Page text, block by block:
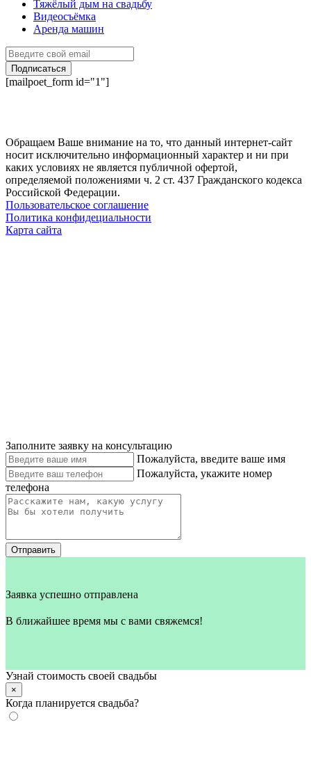
Тяжёлый дым на свадьбу
Видеосъёмка
Аренда машин
Подписаться
[mailpoet_form id="1"]
Обращаем Ваше внимание на то, что данный интернет-сайт
носит исключительно информационный характер и ни при
каких условиях не является публичной офертой,
определяемой положениями ч. 2 ст. 437 Гражданского кодекса
Российской Федерации.
Пользовательское соглашение
Политика конфидециальности
Карта сайта
Заполните заявку на консультацию
Пожалуйста, введите ваше имя
Пожалуйста, укажите номер
телефона
Отправить
Заявка успешно отправлена
В ближайшее время мы с вами свяжемся!
Узнай стоимость своей свадьбы
×
Когда планируется свадьба?